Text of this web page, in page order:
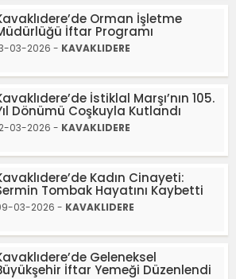
Orman İşletme
İftar Programı
03-2026 - KAVAKLIDERE
İstiklal Marşı’nın 105.
Dönümü Coşkuyla Kutlandı
03-2026 - KAVAKLIDERE
Kadın Cinayeti:
Tombak Hayatını Kaybetti
03-2026 - KAVAKLIDERE
Geleneksel
İftar Yemeği Düzenlendi